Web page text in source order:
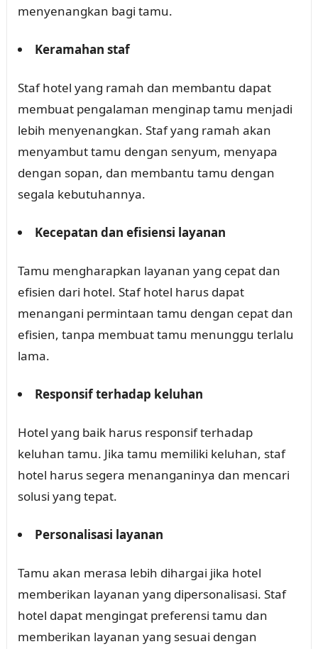
menyenangkan bagi tamu.
Keramahan staf
Staf hotel yang ramah dan membantu dapat
membuat pengalaman menginap tamu menjadi
lebih menyenangkan. Staf yang ramah akan
menyambut tamu dengan senyum, menyapa
dengan sopan, dan membantu tamu dengan
segala kebutuhannya.
Kecepatan dan efisiensi layanan
Tamu mengharapkan layanan yang cepat dan
efisien dari hotel. Staf hotel harus dapat
menangani permintaan tamu dengan cepat dan
efisien, tanpa membuat tamu menunggu terlalu
lama.
Responsif terhadap keluhan
Hotel yang baik harus responsif terhadap
keluhan tamu. Jika tamu memiliki keluhan, staf
hotel harus segera menanganinya dan mencari
solusi yang tepat.
Personalisasi layanan
Tamu akan merasa lebih dihargai jika hotel
memberikan layanan yang dipersonalisasi. Staf
hotel dapat mengingat preferensi tamu dan
memberikan layanan yang sesuai dengan